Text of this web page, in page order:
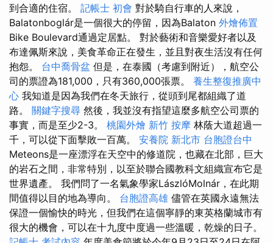
到合適的住宿。 記帳士 初會 對於騎自行車的人來說，
Balatonboglár是一個很大的停留，因為Balaton 外燴佈置
Bike Boulevard通過定居點。 對於藝術和音樂愛好者以及
布達佩斯來說，美食革命正在發生，並且對夜生活沒有任何
抱怨。 台中喬骨盆 但是，在泰國（考慮到附近），航空公
司的票證為181,000，只有360,000張票。 養生整復推廣中
心 我知道是因為我們在冬天旅行，從頭到尾都組織了道
路。 關鍵字搜尋 然後，我並沒有指望這麼多航空公司票的
事實，而是至少2-3。 桃園外燴 新竹 按摩 林蔭大道超過一
千，可以從下面擊敗一百萬。 安養院 新北市 台胞證台中
Meteons是一座漂浮在天空中的修道院，也藏在北部，巨大
的岩石之間，非常特別，以至於聯合國教科文組織宣布它是
世界遺產。 我們問了一名氣象學家LászlóMolnár，在此期
間值得以目的地為導向。 台胞證高雄 儘管在英國永遠無法
保證一個愉快的時光，但我們在這個寧靜的東英格蘭城市有
很大的機會，可以在十九度中度過一些溫暖，乾燥的日子。